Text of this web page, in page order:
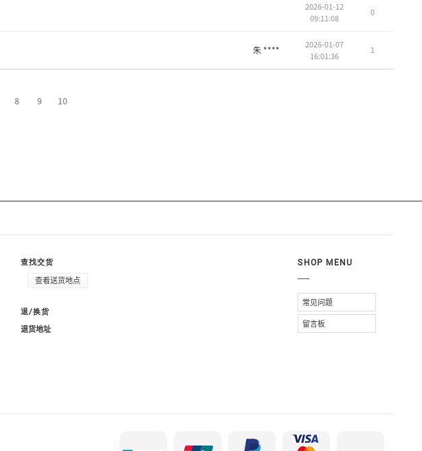
2026-01-12
09:11:08
0
朱 ****
2026-01-07
16:01:36
1
8 9 10
查找交货
查看送货地点
退/换货
退货地址
SHOP MENU
常见问题
留言板